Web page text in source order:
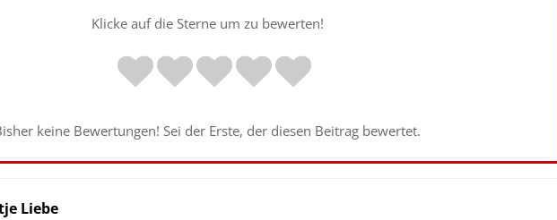
Klicke auf die Sterne um zu bewerten!
keine Bewertungen! Sei der Erste, der diesen Beitrag bewertet.
Liebe